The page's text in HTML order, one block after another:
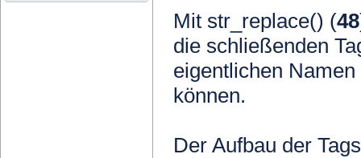
Mit str_replace() (48
die schließenden
eigentlichen
können.
Der Aufbau der